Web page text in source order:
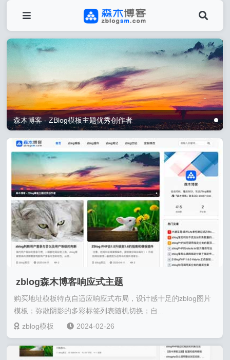
森木博客 - ZBlog模板主题优秀创作者
zblog森木博客响应式主题
购买地址模板特点自适应响应式布局，设计感十足的zblog图片
模板；弥散阴影的多彩标签列表随机切换；自...
zblog模板
2024-02-26